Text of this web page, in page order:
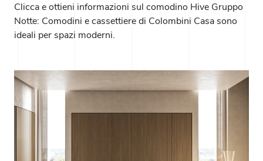
Clicca e ottieni informazioni sul comodino Hive Gruppo
Notte: Comodini e cassettiere di Colombini Casa sono
ideali per spazi moderni.